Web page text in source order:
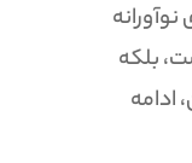
بلکه
ادامه